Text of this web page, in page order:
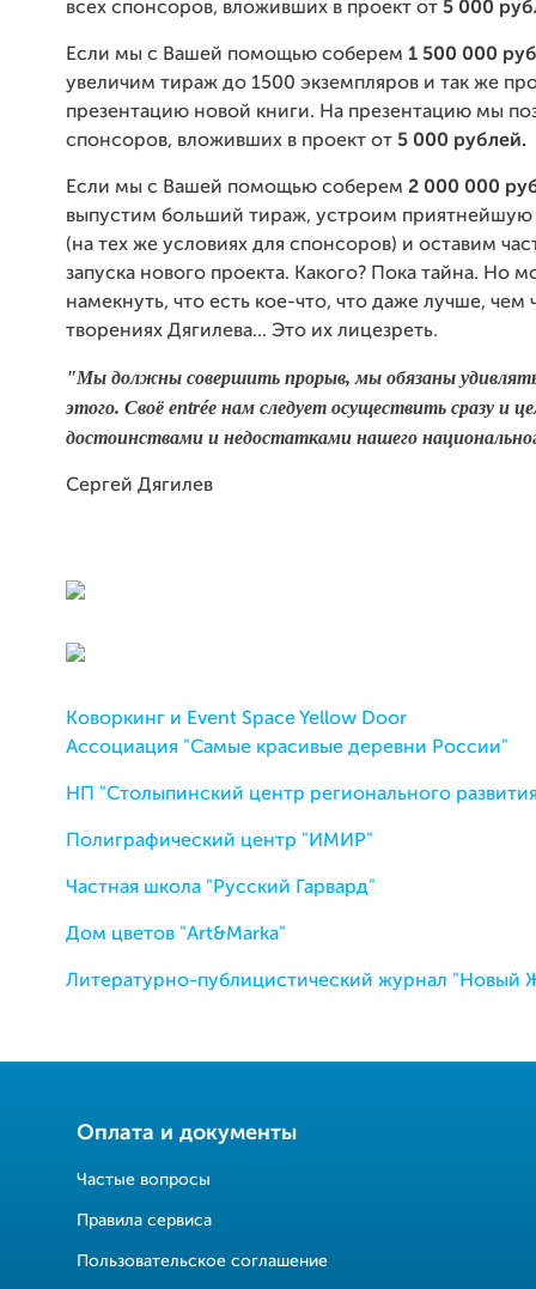
всех спонсоров, вложивших в проект от 5 000
Если мы с Вашей помощью соберем 1 500 000
увеличим тираж до 1500 экземпляров и так же
презентацию новой книги. На презентацию мы
спонсоров, вложивших в проект от 5 000 рублей.
Если мы с Вашей помощью соберем 2 000 000
выпустим больший тираж, устроим приятнейшую
(на тех же условиях для спонсоров) и оставим
запуска нового проекта. Какого? Пока тайна. Но
намекнуть, что есть кое-что, что даже лучше, чем
творениях Дягилева... Это их лицезреть.
"Мы должны совершить прорыв, мы обязаны
этого. Своё entréе нам следует осуществить сразу и
достоинствами и недостатками нашего
Сергей Дягилев
Коворкинг и Event Space Yellow Door
Ассоциация "Самые красивые деревни России"
НП "Столыпинский центр регионального
Полиграфический центр "ИМИР"
Частная школа "Русский Гарвард"
Дом цветов "Art&Marka"
Литературно-публицистический журнал "Новый
Оплата и документы
Частые вопросы
Правила сервиса
Пользовательское соглашение